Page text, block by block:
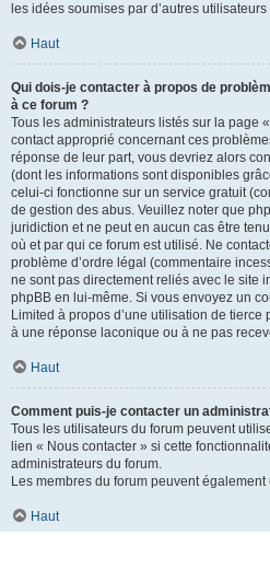
les idées soumises par d’autres
Haut
Qui dois-je contacter à propos de
à ce forum ?
Tous les administrateurs listés sur la page
contact approprié concernant ces
réponse de leur part, vous devriez alors
(dont les informations sont disponibles
celui-ci fonctionne sur un service gratuit
de gestion des abus. Veuillez noter que
juridiction et ne peut en aucun cas être
où et par qui ce forum est utilisé. Ne
problème d’ordre légal (commentaire
ne sont pas directement reliés avec le site
phpBB en lui-même. Si vous envoyez un
Limited à propos d’une utilisation de
à une réponse laconique ou à ne pas
Haut
Comment puis-je contacter un
Tous les utilisateurs du forum peuvent
lien « Nous contacter » si cette
administrateurs du forum.
Les membres du forum peuvent
Haut